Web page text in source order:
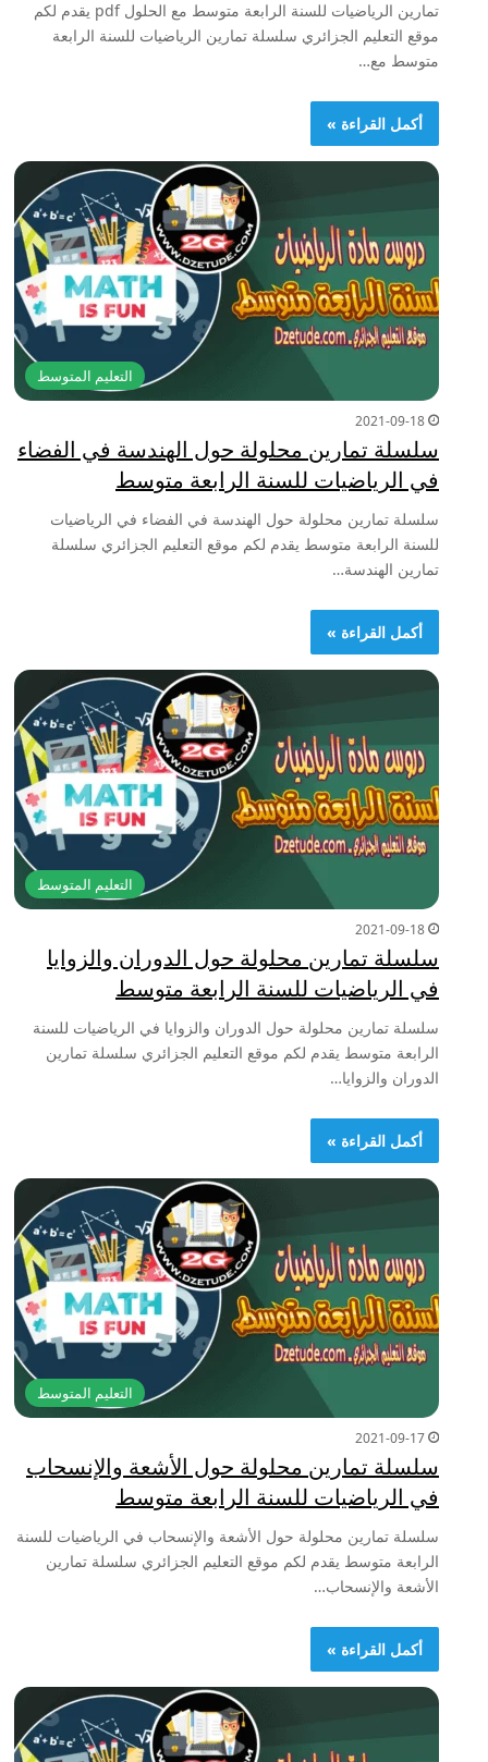
تمارين الرياضيات للسنة الرابعة متوسط مع الحلول pdf يقدم لكم
موقع التعليم الجزائري سلسلة تمارين الرياضيات للسنة الرابعة
متوسط مع…
أكمل القراءة »
التعليم المتوسط
2021-09-18
سلسلة تمارين محلولة حول الهندسة في الفضاء
في الرياضيات للسنة الرابعة متوسط
سلسلة تمارين محلولة حول الهندسة في الفضاء في الرياضيات
للسنة الرابعة متوسط يقدم لكم موقع التعليم الجزائري سلسلة
تمارين الهندسة…
أكمل القراءة »
التعليم المتوسط
2021-09-18
سلسلة تمارين محلولة حول الدوران والزوايا
في الرياضيات للسنة الرابعة متوسط
سلسلة تمارين محلولة حول الدوران والزوايا في الرياضيات للسنة
الرابعة متوسط يقدم لكم موقع التعليم الجزائري سلسلة تمارين
الدوران والزوايا…
أكمل القراءة »
التعليم المتوسط
2021-09-17
سلسلة تمارين محلولة حول الأشعة والإنسحاب
في الرياضيات للسنة الرابعة متوسط
سلسلة تمارين محلولة حول الأشعة والإنسحاب في الرياضيات للسنة
الرابعة متوسط يقدم لكم موقع التعليم الجزائري سلسلة تمارين
الأشعة والإنسحاب…
أكمل القراءة »